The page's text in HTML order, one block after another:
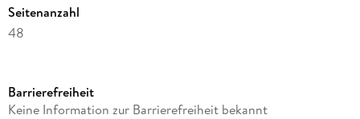
Seitenanzahl
48
Verlag/Hersteller
Barrierefreiheit
Keine Information zur Barrierefreiheit bekannt